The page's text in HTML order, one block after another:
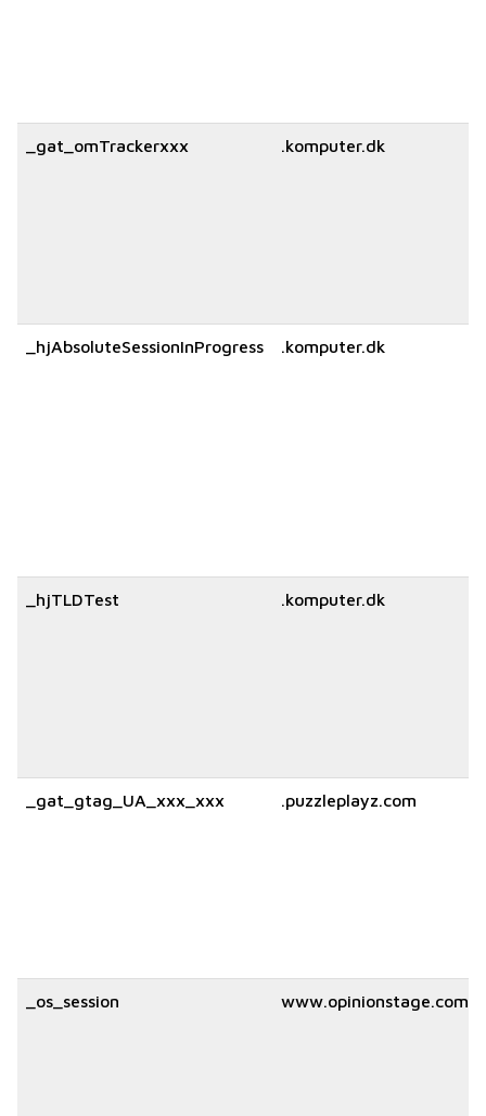
_gat_omTrackerxxx .komputer.dk
_hjAbsoluteSessionInProgress .komputer.dk
_hjTLDTest .komputer.dk
_gat_gtag_UA_xxx_xxx .puzzleplayz.com
_os_session www.opinionstage.com